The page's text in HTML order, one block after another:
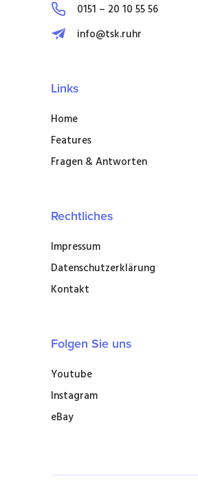
0151 – 20 10 55 56
info@tsk.ruhr
Links
Home
Features
Fragen & Antworten
Rechtliches
Impressum
Datenschutzerklärung
Kontakt
Folgen Sie uns
Youtube
Instagram
eBay